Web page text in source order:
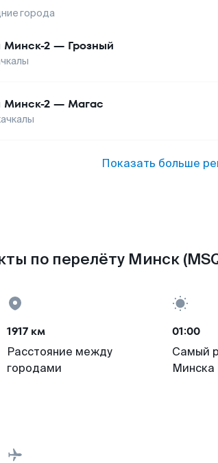
города
Минск-2 — Грозный
Минск-2 — Магас
Показать больше
по перелёту Минск
1917 км
Расстояние между
городами
01:00
Самый
Минска